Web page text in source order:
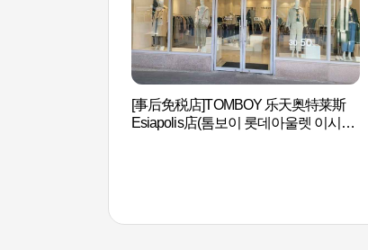
[事后免税店]TOMBOY 乐天奥特莱斯
Esiapolis店(톰보이 롯데아울렛 이시아